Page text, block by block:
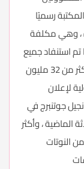
رسميًا
، وهي مكلفة
تم استنفاد جميع
الوسائل الأخرى. مقتنيات المكتبة هائلة ، تضم أكثر من 32 مليون
لإعلان
جوتنبرج في
الماضية ، وأكثر
النوتات